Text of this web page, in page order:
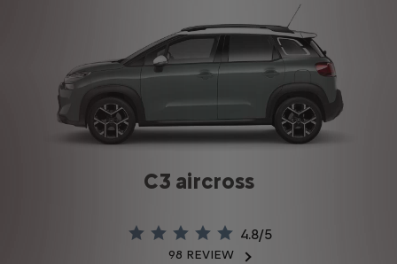
basis
van
148
beoordelingen
C3 aircross
4.8/5
98 REVIEW